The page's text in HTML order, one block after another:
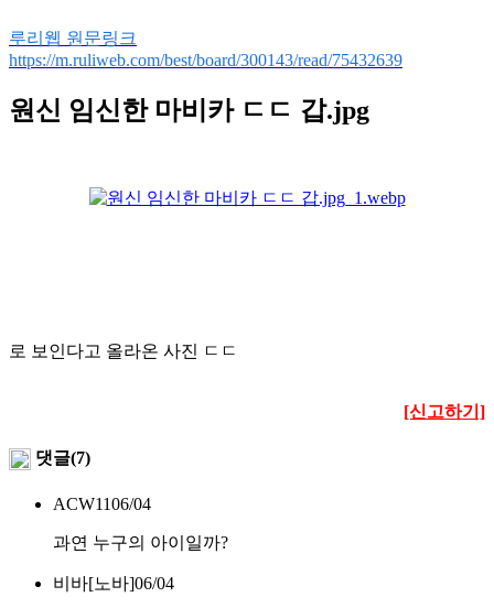
루리웹 원문링크
https://m.ruliweb.com/best/board/300143/read/75432639
원신 임신한 마비카 ㄷㄷ 갑.jpg
로 보인다고 올라온 사진 ㄷㄷ
[신고하기]
댓글(7)
ACW1106/04
과연 누구의 아이일까?
비바[노바]06/04